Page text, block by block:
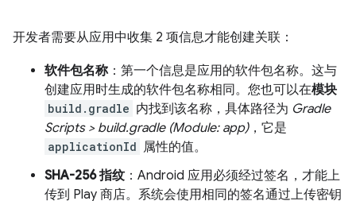
开发者需要从应用中收集 2 项信息才能创建关联：
软件包名称：第一个信息是应用的软件包名称。这与
创建应用时生成的软件包名称相同。您也可以在模块
build.gradle 内找到该名称，具体路径为 Gradle
Scripts > build.gradle (Module: app)，它是
applicationId 属性的值。
SHA-256 指纹：Android 应用必须经过签名，才能上
传到 Play 商店。系统会使用相同的签名通过上传密钥